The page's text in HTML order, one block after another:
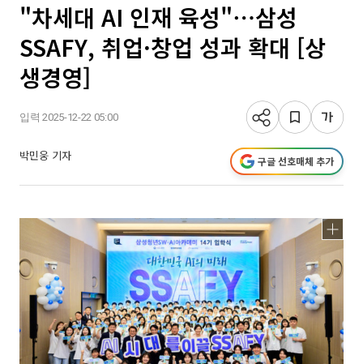
"차세대 AI 인재 육성"⋯삼성
SSAFY, 취업·창업 성과 확대 [상
생경영]
입력 2025-12-22 05:00
박민웅 기자 구글 선호매체 추가